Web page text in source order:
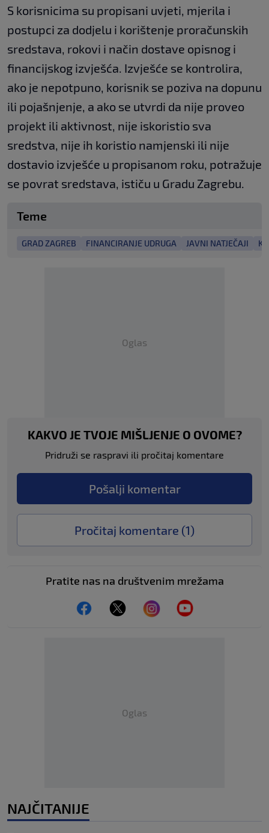
S korisnicima su propisani uvjeti, mjerila i
postupci za dodjelu i korištenje proračunskih
sredstava, rokovi i način dostave opisnog i
financijskog izvješća. Izvješće se kontrolira,
ako je nepotpuno, korisnik se poziva na dopunu
ili pojašnjenje, a ako se utvrdi da nije proveo
projekt ili aktivnost, nije iskoristio sva
sredstva, nije ih koristio namjenski ili nije
dostavio izvješće u propisanom roku, potražuje
se povrat sredstava, ističu u Gradu Zagrebu.
Teme
GRAD ZAGREB FINANCIRANJE UDRUGA JAVNI NATJEČAJI
Oglas
KAKVO JE TVOJE MIŠLJENJE O OVOME?
Pridruži se raspravi ili pročitaj komentare
Pošalji komentar
Pročitaj komentare (1)
Pratite nas na društvenim mrežama
Oglas
NAJČITANIJE